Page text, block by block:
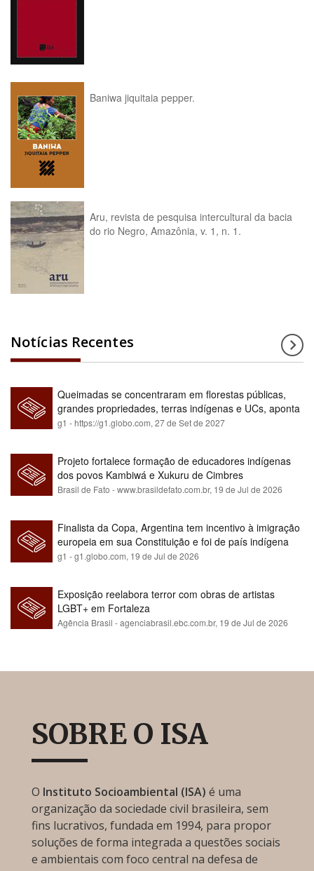
Baniwa jiquitaia pepper.
Aru, revista de pesquisa intercultural da bacia
do rio Negro, Amazônia, v. 1, n. 1.
Notícias Recentes
Queimadas se concentraram em florestas públicas,
grandes propriedades, terras indígenas e UCs, aponta
relatório
g1 - https://g1.globo.com, 27 de Set de 2027
Projeto fortalece formação de educadores indígenas
dos povos Kambiwá e Xukuru de Cimbres
Brasil de Fato - www.brasildefato.com.br, 19 de Jul de 2026
Finalista da Copa, Argentina tem incentivo à imigração
europeia em sua Constituição e foi de país indígena
para maioria branca
g1 - g1.globo.com, 19 de Jul de 2026
Exposição reelabora terror com obras de artistas
LGBT+ em Fortaleza
Agência Brasil - agenciabrasil.ebc.com.br, 19 de Jul de 2026
SOBRE O ISA
O Instituto Socioambiental (ISA) é uma
organização da sociedade civil brasileira, sem
fins lucrativos, fundada em 1994, para propor
soluções de forma integrada a questões sociais
e ambientais com foco central na defesa de